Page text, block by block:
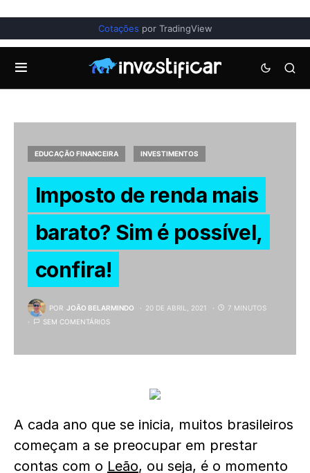
Cotações por TradingView
EDUCAÇÃO FINANCEIRA INVESTIMENTOS
Imposto de renda mais
barato? Sim é possível,
confira!
POR JOÃO BELARMINDO 20 DE ABRIL, 2021
7 MINUTOS
SEM COMENTÁRIOS
A cada ano que se inicia, muitos brasileiros
começam a se preocupar em prestar
contas com o Leão, ou seja, é o momento